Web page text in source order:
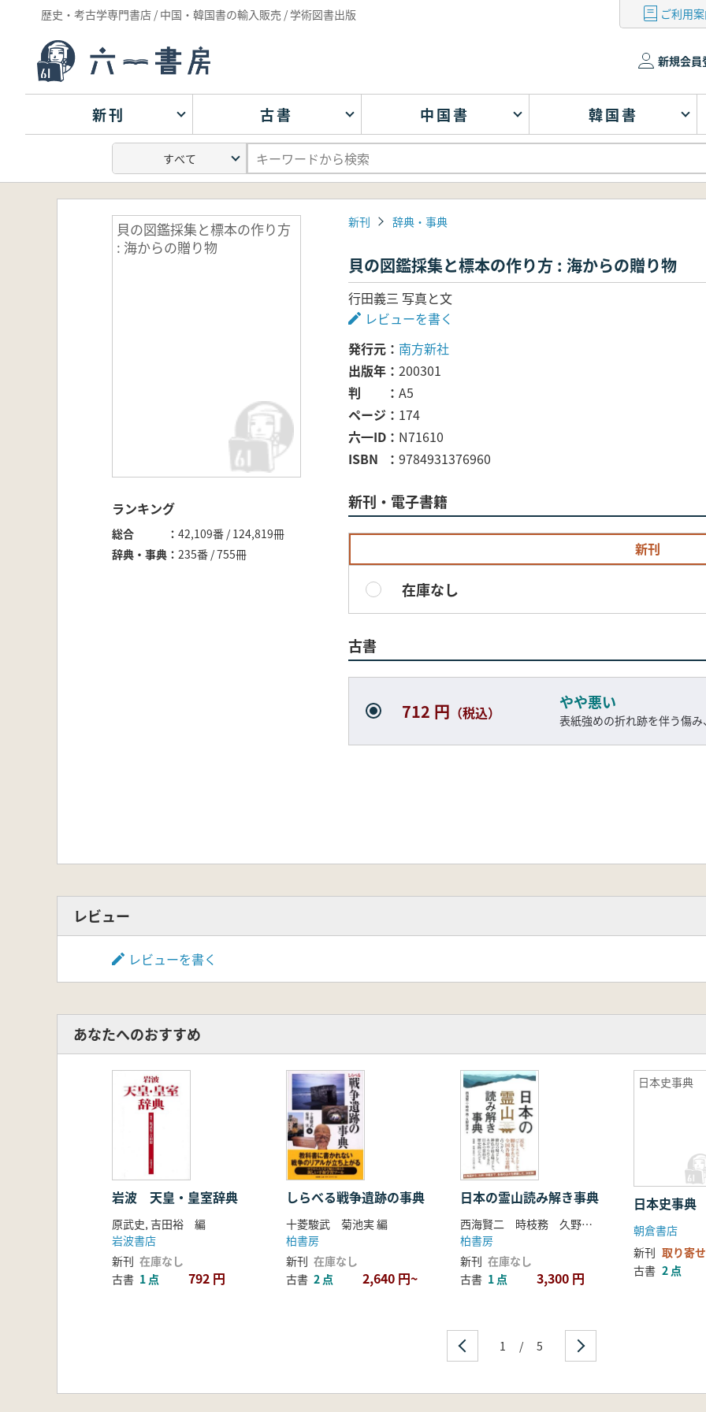
歴史・考古学専門書店 / 中国・韓国書の輸入販売 / 学術図書出版 ご利用
新規会員
新刊 古書 中国書 韓国書
貝の図鑑採集と標本の作り方
: 海からの贈り物
ランキング
総合
42,109番 / 124,819冊
辞典・事典
235番 / 755冊
新刊 辞典・事典
貝の図鑑採集と標本の作り方 : 海からの贈り物
行田義三 写真と文
レビューを書く
発行元
南方新社
出版年
200301
判
A5
ページ
174
六一ID
N71610
ISBN
9784931376960
新刊・電子書籍
新刊
在庫なし
古書
712 円 （税込）
やや悪い
表紙強めの折れ跡を伴う傷
レビュー
レビューを書く
あなたへのおすすめ
岩波 天皇・皇室辞典
原武史, 吉田裕 編
岩波書店
新刊 在庫なし
古書 1 点 792 円
しらべる戦争遺跡の事典
十菱駿武 菊池実 編
柏書房
新刊 在庫なし
古書 2 点 2,640 円~
日本の霊山読み解き事典
西海賢二 時枝務 久野俊彦 編著
柏書房
新刊 在庫なし
古書 1 点 3,300 円
日本史事典
日本史事典
朝倉書店
新刊 取り寄せ
古書 2 点
1 / 5